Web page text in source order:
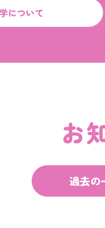
について
お
過去の